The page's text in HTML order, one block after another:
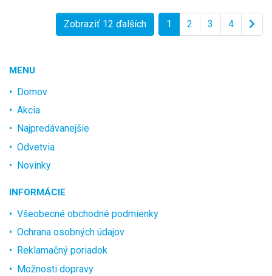
Zobraziť 12 ďalších 1 2 3 4
MENU
Domov
Akcia
Najpredávanejšie
Odvetvia
Novinky
INFORMÁCIE
Všeobecné obchodné podmienky
Ochrana osobných údajov
Reklamačný poriadok
Možnosti dopravy